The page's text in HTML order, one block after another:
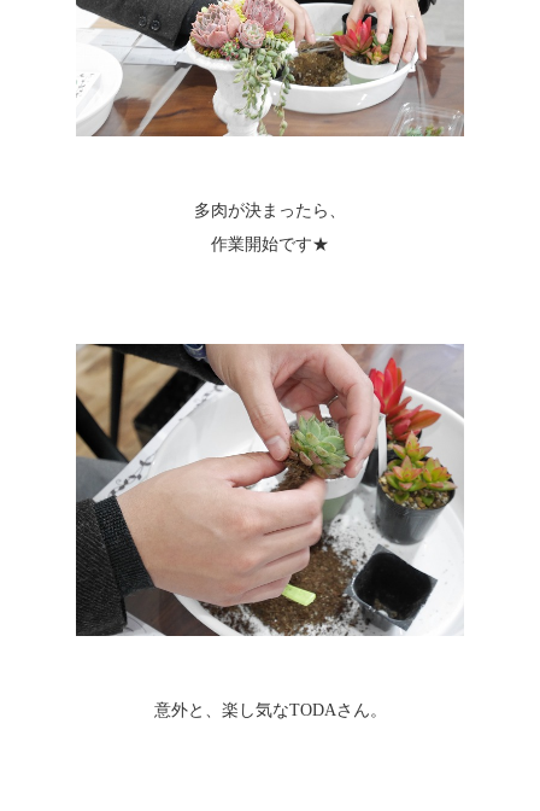
多肉が決まったら、
作業開始です★
意外と、楽し気なTODAさん。